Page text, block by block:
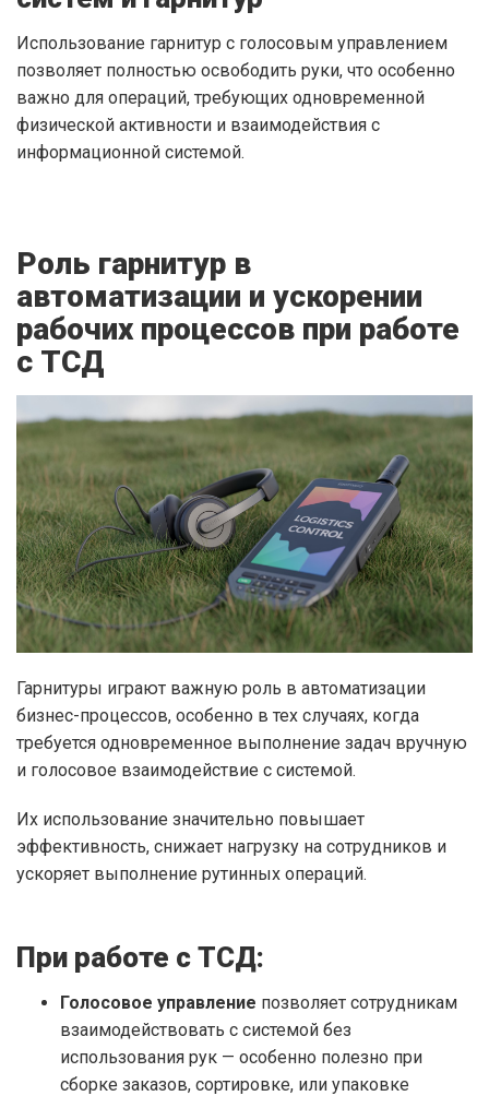
Использование гарнитур с голосовым управлением
позволяет полностью освободить руки, что особенно
важно для операций, требующих одновременной
физической активности и взаимодействия с
информационной системой.
Роль гарнитур в
автоматизации и ускорении
рабочих процессов при работе
с ТСД
Гарнитуры играют важную роль в автоматизации
бизнес-процессов, особенно в тех случаях, когда
требуется одновременное выполнение задач вручную
и голосовое взаимодействие с системой.
Их использование значительно повышает
эффективность, снижает нагрузку на сотрудников и
ускоряет выполнение рутинных операций.
При работе с ТСД:
Голосовое управление позволяет сотрудникам
взаимодействовать с системой без
использования рук — особенно полезно при
сборке заказов, сортировке, или упаковке